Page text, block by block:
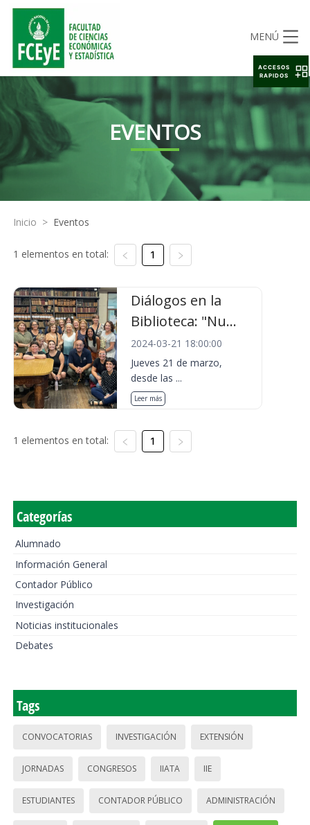
MENÚ
EVENTOS
Inicio > Eventos
1 elementos en total: 1
Diálogos en la
Biblioteca: "Nu...
2024-03-21 18:00:00
Jueves 21 de marzo,
desde las ...
Leer más
1 elementos en total: 1
Categorías
Alumnado
Información General
Contador Público
Investigación
Noticias institucionales
Debates
Tags
CONVOCATORIAS INVESTIGACIÓN EXTENSIÓN
JORNADAS CONGRESOS IIATA IIE
ESTUDIANTES CONTADOR PÚBLICO ADMINISTRACIÓN
ACCESOS
RAPIDOS